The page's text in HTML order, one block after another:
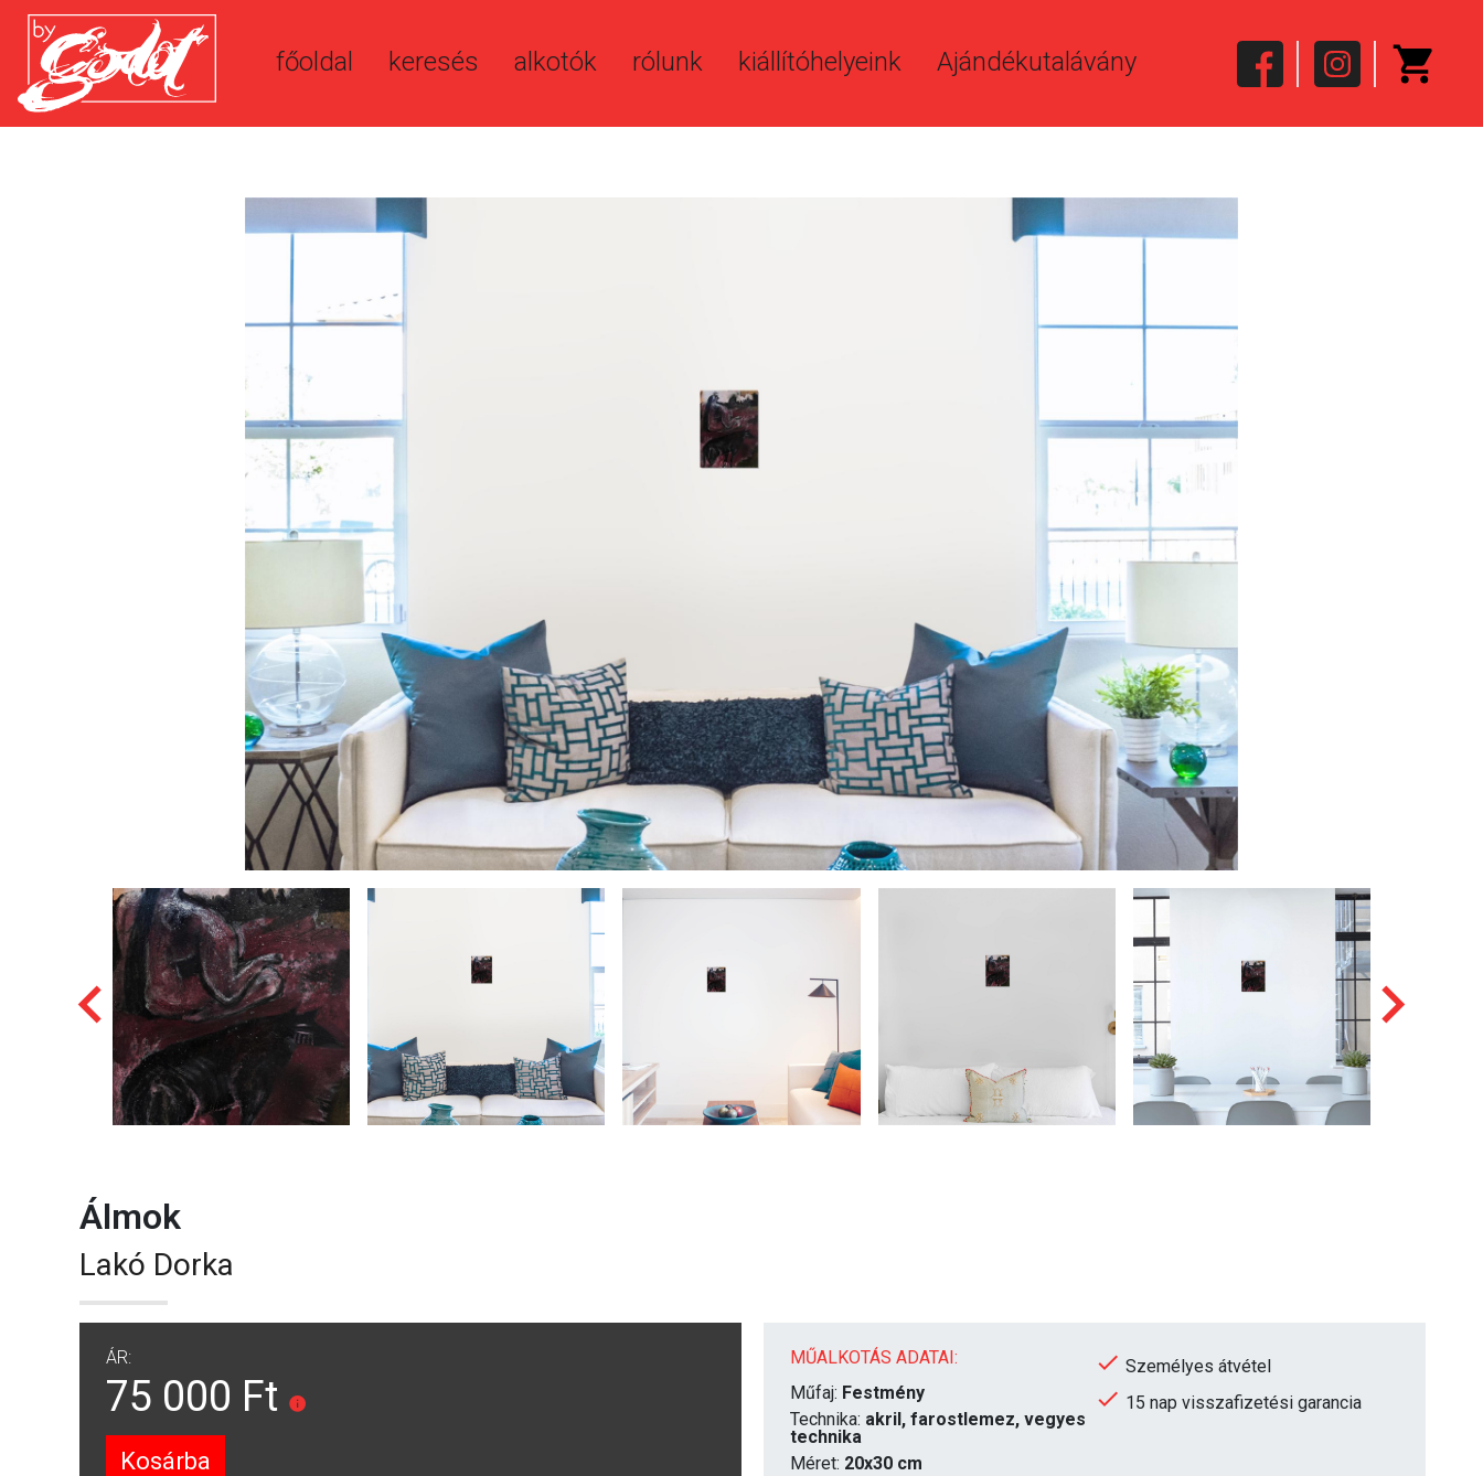
főoldal keresés alkotók rólunk kiállítóhelyeink Ajándékutalávány
Álmok
Lakó Dorka
ÁR:
75 000 Ft
Kosárba
MŰALKOTÁS ADATAI:
Műfaj: Festmény
Technika: akril, farostlemez, vegyes
technika
Méret: 20x30 cm
Személyes átvétel
15 nap visszafizetési garancia